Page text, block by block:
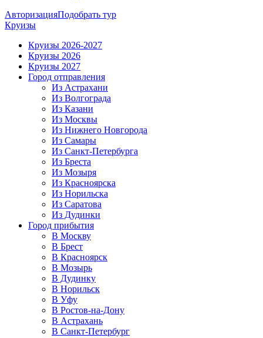
АвторизацияПодобрать тур
Круизы
Круизы 2026-2027
Круизы 2026
Круизы 2027
Город отправления
Из Астрахани
Из Волгограда
Из Казани
Из Москвы
Из Нижнего Новгорода
Из Самары
Из Санкт-Петербурга
Из Бреста
Из Мозыря
Из Красноярска
Из Норильска
Из Саратова
Из Дудинки
Город прибытия
В Москву
В Брест
В Красноярск
В Мозырь
В Дудинку
В Норильск
В Уфу
В Ростов-на-Дону
В Астрахань
В Санкт-Петербург